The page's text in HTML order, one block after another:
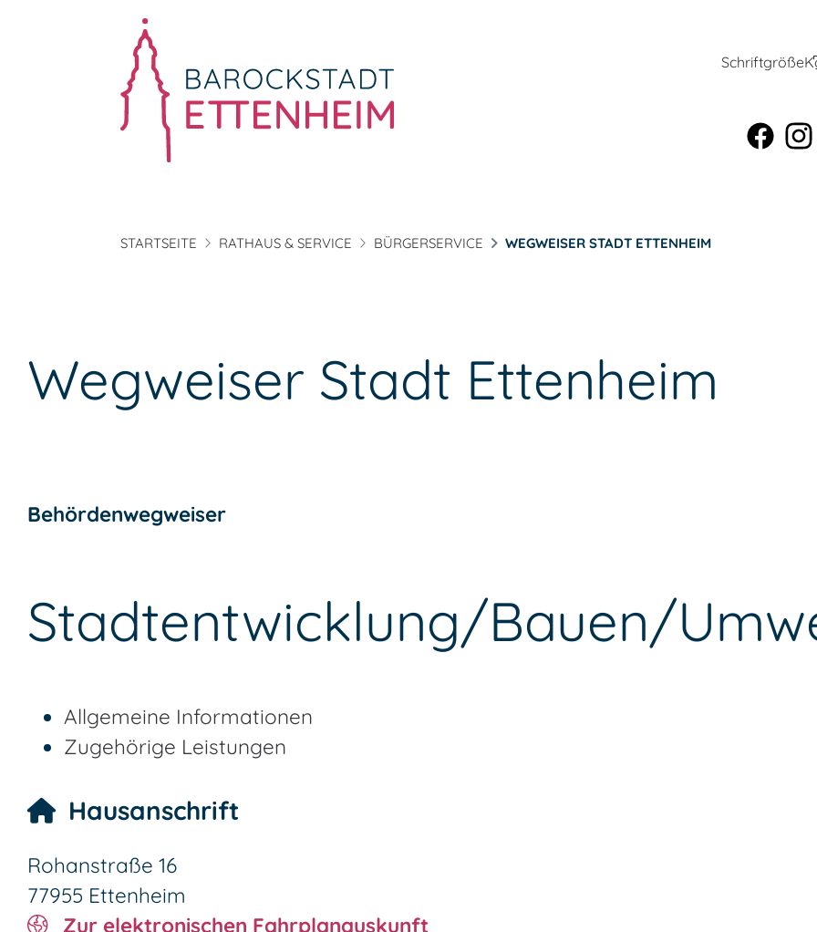
Schriftgröße
STARTSEITE RATHAUS & SERVICE BÜRGERSERVICE WEGWEISER STADT ETTENHEIM
Wegweiser Stadt Ettenheim
Behördenwegweiser
Stadtentwicklung/Bauen/
Allgemeine Informationen
Zugehörige Leistungen
Hausanschrift
Rohanstraße 16
77955 Ettenheim
Zur elektronischen Fahrplanauskunft